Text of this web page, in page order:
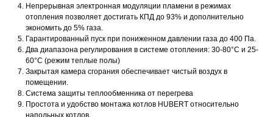
Непрерывная электронная модуляции пламени в режимах
отопления позволяет достигать КПД до 93% и дополнительно
экономить до 5% газа.
Гарантированный пуск при пониженном давлении газа до 400 Па.
Два диапазона регулирования в системе отопления: 30-80°C и 25-
60°С (режим теплые полы)
Закрытая камера сгорания обеспечивает чистый воздух в
помещении.
Система защиты теплообменника от перегрева
Простота и удобство монтажа котлов HUBERT относительно
напольных котлов.